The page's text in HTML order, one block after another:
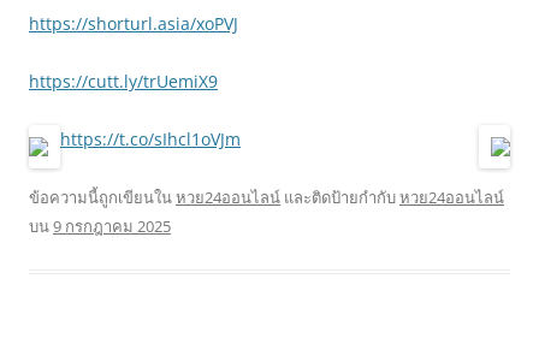
https://shorturl.asia/xoPVJ
https://cutt.ly/trUemiX9
https://t.co/sIhcl1oVJm
ข้อความนี้ถูกเขียนในหวย24ออนไลน์ และติดป้ายกำกับหวย24ออนไลน์
บน9 กรกฎาคม 2025